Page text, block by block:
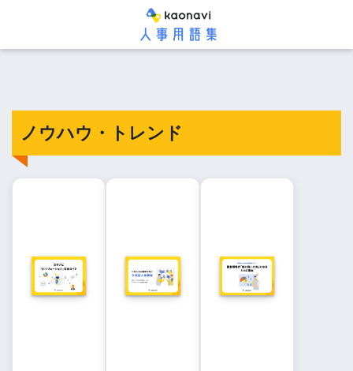
ノウハウ・トレンド